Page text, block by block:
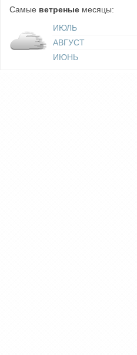
Самые ветреные месяцы:
ИЮЛЬ
АВГУСТ
ИЮНЬ